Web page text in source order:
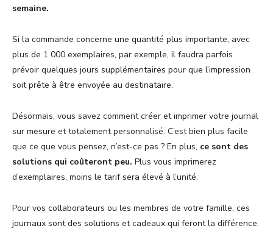
semaine.
Si la commande concerne une quantité plus importante, avec
plus de 1 000 exemplaires, par exemple, il faudra parfois
prévoir quelques jours supplémentaires pour que l’impression
soit prête à être envoyée au destinataire.
Désormais, vous savez comment créer et imprimer votre journal
sur mesure et totalement personnalisé. C’est bien plus facile
que ce que vous pensez, n’est-ce pas ? En plus, ce sont des
solutions qui coûteront peu. Plus vous imprimerez
d’exemplaires, moins le tarif sera élevé à l’unité.
Pour vos collaborateurs ou les membres de votre famille, ces
journaux sont des solutions et cadeaux qui feront la différence.